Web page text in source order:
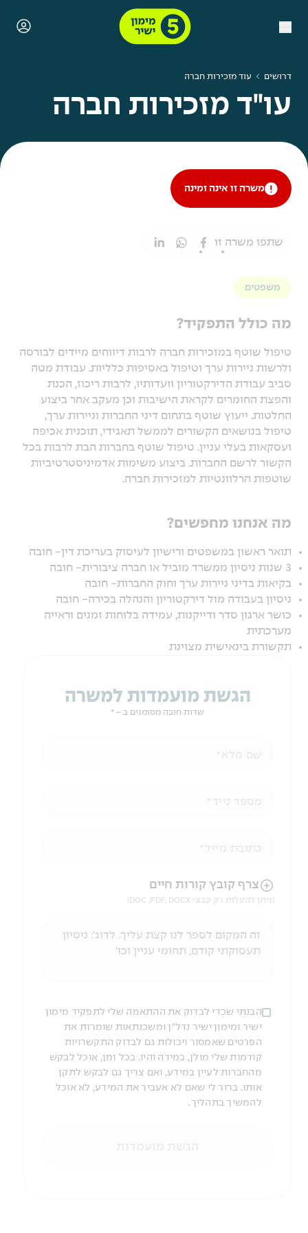
דרושים עוד מזכירות חברה
עו"ד מזכירות חברה
משרה זו אינה זמינה
שתפו משרה זו
משפטים
מה כולל התפקיד?
טיפול שוטף במזכירות חברה לרבות דיווחים מיידים לבורסה
ולרשות ניירות ערך וטיפול באסיפות כלליות. עבודת מטה
סביב עבודת הדירקטוריון וועדותיו, לרבות ריכוז, הכנת
והפצת החומרים לקראת הישיבות וכן מעקב אחר ביצוע
החלטות. ייעוץ שוטף בתחום דיני החברות וניירות ערך,
טיפול בנושאים הקשורים לממשל תאגידי, תוכנית אכיפה
ועסקאות בעלי עניין. טיפול שוטף בחברות הבת לרבות בכל
הקשור לרשם החברות. ביצוע משימות אדמיניסטרטיביות
שוטפות הרלוונטיות למזכירות חברה.
מה אנחנו מחפשים?
תואר ראשון במשפטים ורישיון לעיסוק בעריכת דין- חובה
3 שנות ניסיון ממשרד מוביל או חברה ציבורית- חובה
בקיאות בדיני ניירות ערך וחוק החברות- חובה
ניסיון בעבודה מול דירקטוריון והנהלה בכירה- חובה
כושר ארגון סדר ודייקנות, עמידה בלוחות זמנים וראייה
מערכתית
תקשורת בינאישית מצוינת
הגשת מועמדות למשרה
שדות חובה מסומנים ב - *
הניווט לאחר העלאת הקובץ באמצעות מקש ה-TAB
צרף קובץ קורות חיים
(ניתן להעלות רק קבצי DOC ,PDF, DOCX)
הבנתי שכדי לבדוק את ההתאמה שלי לתפקיד מימון
ישיר ומימון ישיר נדל"ן ומשכנתאות שומרות את
הפרטים שאמסור ויכולות גם לבדוק התקשרויות
קודמות שלי מולן, במידה והיו. בכל זמן, אוכל לבקש
מהחברות לעיין במידע, ואם צריך גם לבקש לתקן
אותו. ברור לי שאם לא אעביר את המידע, לא אוכל
להמשיך בתהליך.